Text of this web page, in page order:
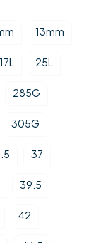
13mm
17L 25L
285G
305G
37
39.5
42